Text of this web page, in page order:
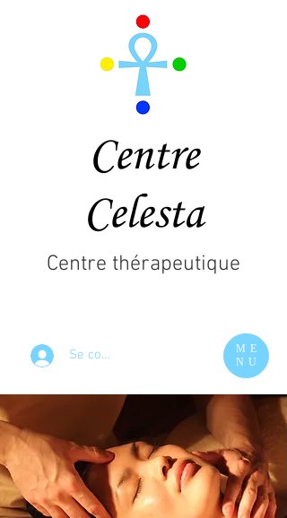
Centre
Celesta
Se connecter
ME
NU
Centre thérapeutique